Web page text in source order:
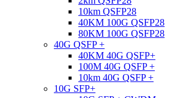
10km QSFP28
40KM 100G QSFP28
80KM 100G QSFP28
40G QSFP +
40KM 40G QSFP+
100M 40G QSFP +
10km 40G QSFP +
10G SFP+